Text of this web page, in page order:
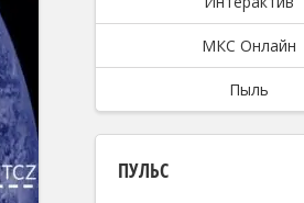
МКС Онлайн
Пыль
ПУЛЬС